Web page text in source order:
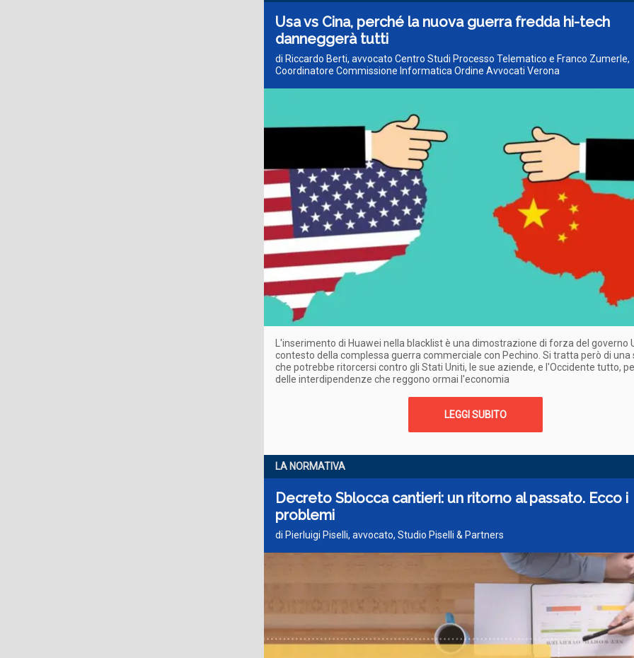
Usa vs Cina, perché la nuova guerra fredda hi-tech
danneggerà tutti
di Riccardo Berti, avvocato Centro Studi Processo Telematico e Franco Zumerle,
Coordinatore Commissione Informatica Ordine Avvocati Verona
L'inserimento di Huawei nella blacklist è una dimostrazione di forza del governo
contesto della complessa guerra commerciale con Pechino. Si tratta però di una
che potrebbe ritorcersi contro gli Stati Uniti, le sue aziende, e l'Occidente tutto,
delle interdipendenze che reggono ormai l'economia
LEGGI SUBITO
LA NORMATIVA
Decreto Sblocca cantieri: un ritorno al passato. Ecco i
problemi
di Pierluigi Piselli, avvocato, Studio Piselli & Partners